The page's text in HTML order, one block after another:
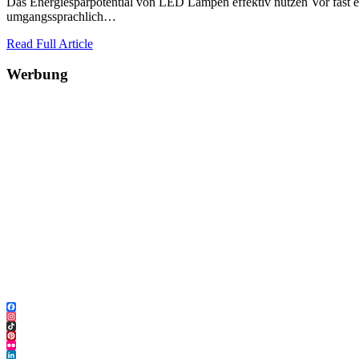
umgangssprachlich…
Read Full Article
Werbung
Facebook
Instagram
TikTok
Pinterest
Flickr